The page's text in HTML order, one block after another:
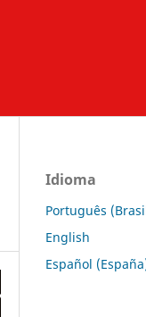
Idioma
Português
English
Español